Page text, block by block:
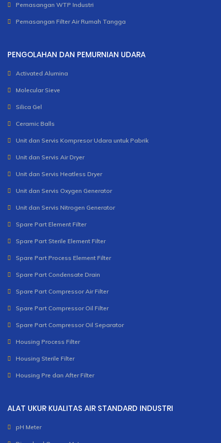
Pemasangan WTP Industri
Pemasangan Filter Air Rumah Tangga
PENGOLAHAN DAN PEMURNIAN UDARA
Activated Alumina
Molecular Sieve
Silica Gel
Ceramic Balls
Unit dan Servis Kompresor Udara untuk Pabrik
Unit dan Servis Air Dryer
Unit dan Servis Heatless Dryer
Unit dan Servis Oxygen Generator
Unit dan Servis Nitrogen Generator
Spare Part Element Filter
Spare Part Sterile Element Filter
Spare Part Process Element Filter
Spare Part Condensate Drain
Spare Part Compressor Air Filter
Spare Part Compressor Oil Filter
Spare Part Compressor Oil Separator
Housing Process Filter
Housing Sterile Filter
Housing Pre dan After Filter
ALAT UKUR KUALITAS AIR STANDARD INDUSTRI
pH Meter